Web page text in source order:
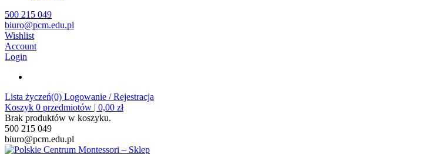
500 215 049
biuro@pcm.edu.pl
Wishlist
Account
Login
Lista życzeń(0) Logowanie / Rejestracja
Koszyk 0 przedmiotów | 0,00 zł
Brak produktów w koszyku.
500 215 049
biuro@pcm.edu.pl